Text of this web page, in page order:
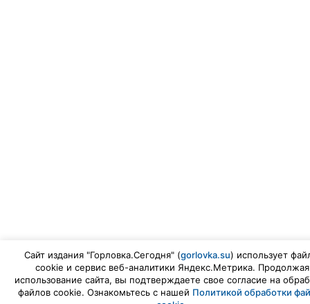
Сайт издания "Горловка.Сегодня" (gorlovka.su) использует
cookie и сервис веб-аналитики Яндекс.Метрика. Продолжая
использование сайта, вы подтверждаете свое согласие на
файлов cookie. Ознакомьтесь с нашей Политикой обработки